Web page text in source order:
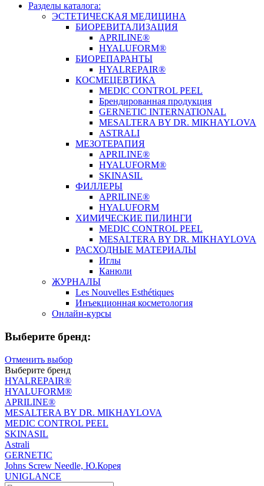
Разделы каталога:
ЭСТЕТИЧЕСКАЯ МЕДИЦИНА
БИОРЕВИТАЛИЗАЦИЯ
APRILINE®
HYALUFORM®
БИОРЕПАРАНТЫ
HYALREPAIR®
КОСМЕЦЕВТИКА
MEDIC CONTROL PEEL
Брендированная продукция
GERNETIC INTERNATIONAL
MESALTERA BY DR. MIKHAYLOVA
ASTRALI
МЕЗОТЕРАПИЯ
APRILINE®
HYALUFORM®
SKINASIL
ФИЛЛЕРЫ
APRILINE®
HYALUFORM
ХИМИЧЕСКИЕ ПИЛИНГИ
MEDIC CONTROL PEEL
MESALTERA BY DR. MIKHAYLOVA
РАСХОДНЫЕ МАТЕРИАЛЫ
Иглы
Канюли
ЖУРНАЛЫ
Les Nouvelles Esthétiques
Инъекционная косметология
Онлайн-курсы
Выберите бренд:
Отменить выбор
Выберите бренд
HYALREPAIR®
HYALUFORM®
APRILINE®
MESALTERA BY DR. MIKHAYLOVA
MEDIC CONTROL PEEL
SKINASIL
Astrali
GERNETIC
Johns Screw Needle, Ю.Корея
UNIGLANCE